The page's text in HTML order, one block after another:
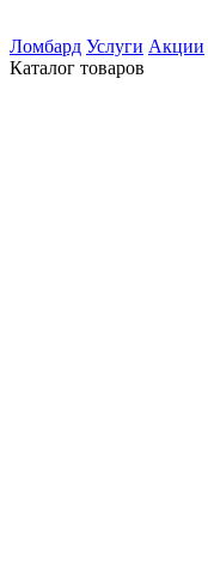
Ломбард Услуги Акции
Каталог товаров